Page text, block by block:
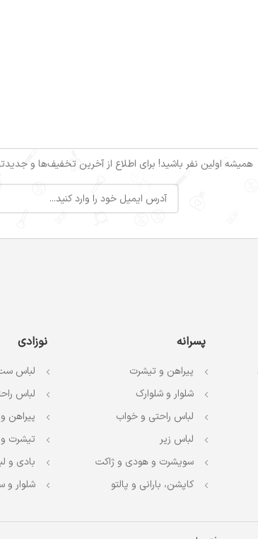
همیشه اولین نفر باشید! برای اطلاع از آخرین تخفیف‌ها و
پسرانه
پیراهن و تیشرت
شلوار و شلوارک
لباس راحتی و خواب
لباس زیر
سویشرت و هودی و ژاکت
کاپشن، بارانی و پالتو
نوزادی
لباس
لباس
پیراهن
تیشرت
بادی و
شلوار و